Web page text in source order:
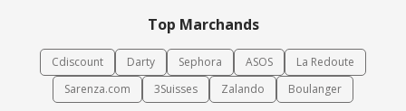
Top Marchands
Cdiscount Darty Sephora ASOS
La Redoute
Sarenza.com
3Suisses Zalando Boulanger